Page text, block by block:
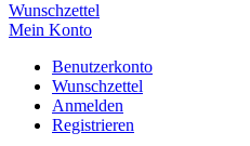
Wunschzettel
Mein Konto
Benutzerkonto
Wunschzettel
Anmelden
Registrieren